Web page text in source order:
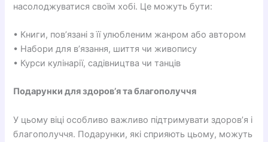
насолоджуватися своїм хобі. Це можуть бути:
• Книги, пов’язані з її улюбленим жанром або автором
• Набори для в’язання, шиття чи живопису
• Курси кулінарії, садівництва чи танців
Подарунки для здоров’я та благополуччя
У цьому віці особливо важливо підтримувати здоров’я і
благополуччя. Подарунки, які сприяють цьому, можуть